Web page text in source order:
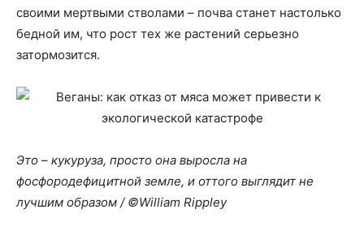
своими мертвыми стволами – почва станет настолько
бедной им, что рост тех же растений серьезно
затормозится.
Это – кукуруза, просто она выросла на
фосфородефицитной земле, и оттого выглядит не
лучшим образом / ©William Rippley